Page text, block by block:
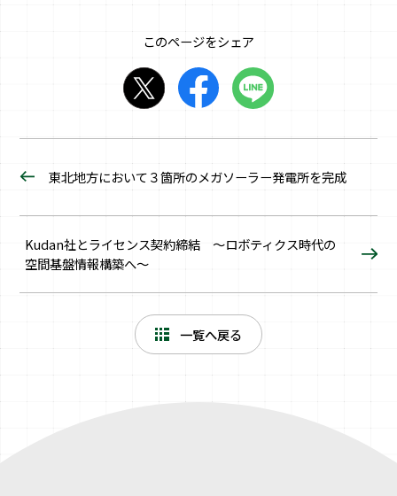
このページをシェア
東北地方において３箇所のメガソーラー発電所を完成
Kudan社とライセンス契約締結 ～ロボティクス時代の
空間基盤情報構築へ～
一覧へ戻る